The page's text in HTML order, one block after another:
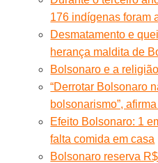
176 indígenas foram
Desmatamento e
herança maldita de
Bolsonaro e a religião
“Derrotar Bolsonaro
bolsonarismo”,
Efeito Bolsonaro: 1
falta comida em casa
Bolsonaro reserva